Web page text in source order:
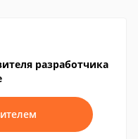
разработчика